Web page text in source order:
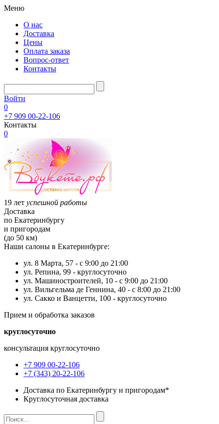
Меню
О нас
Доставка
Цены
Оплата заказа
Вопрос-ответ
Контакты
Войти
0
+7 909 00-22-106
Контакты
0
19 лет успешной работы
Доставка
по Екатеринбургу
и пригородам
(до 50 км)
Наши салоны в Екатеринбурге:
ул. 8 Марта, 57 - с 9:00 до 21:00
ул. Репина, 99 - круглосуточно
ул. Машиностроителей, 10 - с 9:00 до 21:00
ул. Вильгельма де Геннина, 40 - с 8:00 до 21:00
ул. Сакко и Ванцетти, 100 - круглосуточно
Прием и обработка заказов
круглосуточно
консультация круглосуточно
+7 909 00-22-106
+7 (343) 20-22-106
Доставка по Екатеринбургу и пригородам*
Круглосуточная доставка